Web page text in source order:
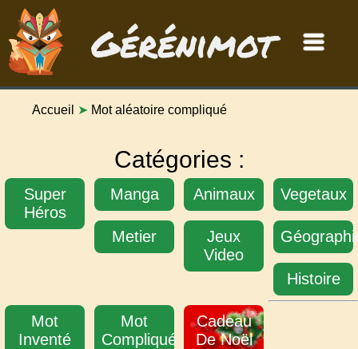
Gérénimot
Accueil ➤ Mot aléatoire compliqué
Catégories :
Super
Héros
Manga Animaux Vegetaux
Metier
Jeux
Video
Histoire
Mot
Inventé
Mot
Compliqué
Cadeau
De Noël